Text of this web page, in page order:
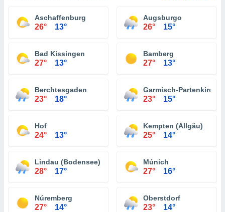
Aschaffenburg
26° 13°
Augsburgo
26° 15°
Bad Kissingen
27° 13°
Bamberg
27° 13°
Berchtesgaden
23° 18°
Garmisch-
23° 15°
Hof
24° 13°
Kempten (Allgäu)
25° 14°
Lindau (Bodensee)
28° 17°
Múnich
27° 16°
Núremberg
27° 14°
Oberstdorf
23° 14°